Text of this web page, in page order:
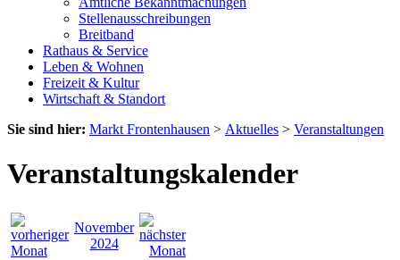
Stellenausschreibungen
Breitband
Rathaus & Service
Leben & Wohnen
Freizeit & Kultur
Wirtschaft & Standort
Sie sind hier: Markt Frontenhausen > Aktuelles > Veranstaltungen
Veranstaltungskalender
November
2024